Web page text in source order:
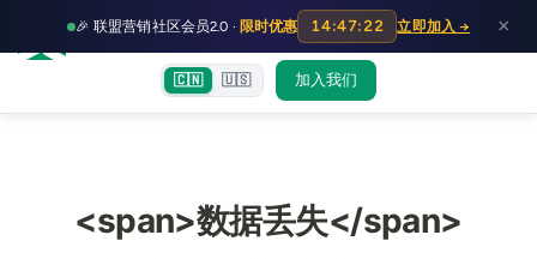
🎉 联盟营销社区会员2.0 · 限时优惠 14:47:21 立即加入 → ×
富裕者联盟 首页文章训练营
HOT
出海教程 认知偏差指南社群交流
🇨🇳 🇺🇸 加入我们
<span>数据丢失</span>